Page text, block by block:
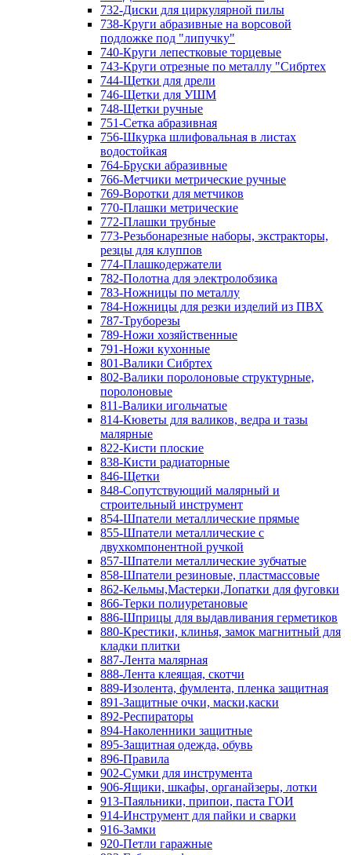
732-Диски для циркулярной пилы
738-Круги абразивные на ворсовой
подложке под "липучку"
740-Круги лепестковые торцевые
743-Круги отрезные по металлу "Сибртех
744-Щетки для дрели
746-Щетки для УШМ
748-Щетки ручные
751-Сетка абразивная
756-Шкурка шлифовальная в листах
водостойкая
764-Бруски абразивные
766-Метчики метрические ручные
769-Воротки для метчиков
770-Плашки метрические
772-Плашки трубные
773-Резьбонарезные наборы, экстракторы,
резцы для клуппов
774-Плашкодержатели
782-Полотна для электролобзика
783-Ножницы по металлу
784-Ножницы для резки изделий из ПВХ
787-Труборезы
789-Ножи хозяйственные
791-Ножи кухонные
801-Валики Сибртех
802-Валики поролоновые структурные,
поролоновые
811-Валики игольчатые
814-Кюветы для валиков, ведра и тазы
малярные
822-Кисти плоские
838-Кисти радиаторные
846-Щетки
848-Сопутствующий малярный и
строительный инструмент
854-Шпатели металлические прямые
855-Шпатели металлические с
двухкомпонентной ручкой
857-Шпатели металлические зубчатые
858-Шпатели резиновые, пластмассовые
862-Кельмы,Мастерки,Лопатки для фуговки
866-Терки полиуретановые
886-Шприцы для выдавливания герметиков
880-Крестики, клинья, замок магнитный для
кладки плитки
887-Лента малярная
888-Лента клеящая, скотчи
889-Изолента, фумлента, пленка защитная
891-Защитные очки, маски,каски
892-Респираторы
894-Наколенники защитные
895-Защитная одежда, обувь
896-Правила
902-Сумки для инструмента
906-Ящики, шкафы, органайзеры, лотки
913-Паяльники, припои, паста ГОИ
914-Инструмент для пайки и сварки
916-Замки
920-Петли гаражные